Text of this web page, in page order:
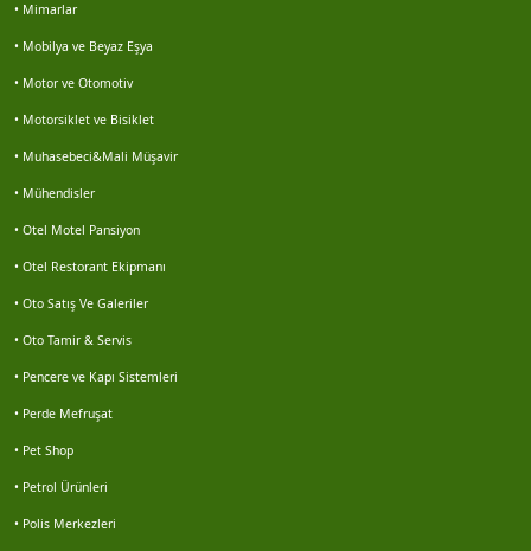
Veriemlak seferihisar
Motosiklet lastikleri servisi buz motor 0252 313...
Hasan sürek
Volkan kocabaş
Haluk karbuzoğlu
Galip korkmaz
• Mimarlar
• Mobilya ve Beyaz Eşya
• Motor ve Otomotiv
• Motorsiklet ve Bisiklet
• Muhasebeci&Mali Müşavir
• Mühendisler
• Otel Motel Pansiyon
• Otel Restorant Ekipmanı
• Oto Satış Ve Galeriler
• Oto Tamir & Servis
• Pencere ve Kapı Sistemleri
• Perde Mefruşat
• Pet Shop
• Petrol Ürünleri
• Polis Merkezleri